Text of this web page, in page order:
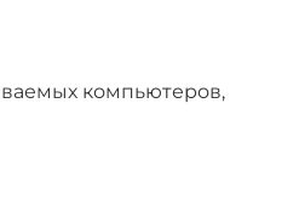
компьютеров,